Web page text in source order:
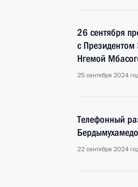
26 сентября
с
Нгемой
25 сентября 2024
Телефонный
22 сентября 2024